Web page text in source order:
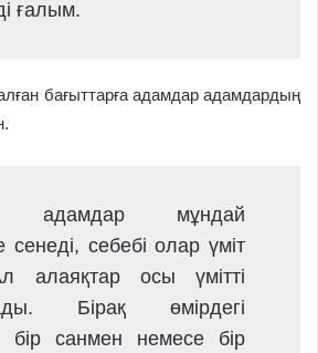
ғалым.
бағыттарға адамдар адамдардың
адамдар мұндай
сенеді, себебі олар үміт
алаяқтар осы үмітті
Бірақ өмірдегі
бір санмен немесе бір